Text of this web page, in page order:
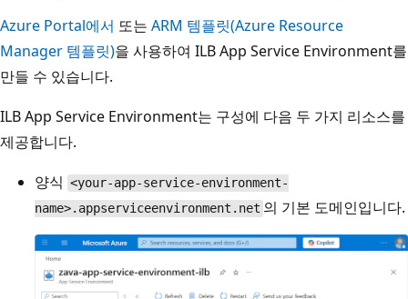
Azure Portal에서 또는 ARM 템플릿(Azure Resource
Manager 템플릿)을 사용하여 ILB App Service Environment를
만들 수 있습니다.
ILB App Service Environment는 구성에 다음 두 가지 리소스를
제공합니다.
양식 <your-app-service-environment-
name>.appserviceenvironment.net 의 기본 도메인입니다.